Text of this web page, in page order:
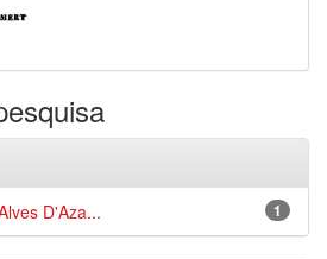
1
D'Aza...